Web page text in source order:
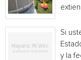
Si
y la